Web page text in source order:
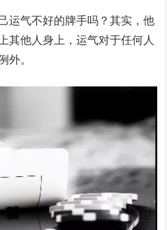
运气不好的牌手吗？其实，他
其他人身上，运气对于任何人
。